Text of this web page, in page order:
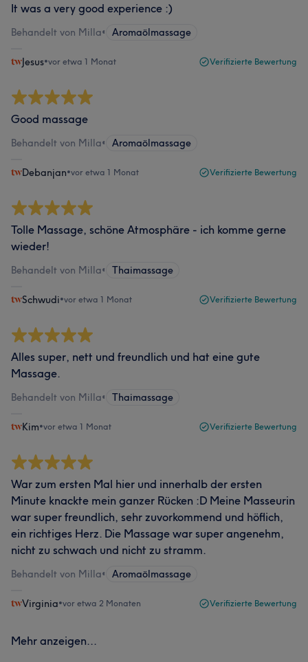
It was a very good experience :)
Behandelt von Milla• Aromaölmassage
Jesus•vor etwa 1 Monat Verifizierte Bewertung
Good massage
Behandelt von Milla• Aromaölmassage
Debanjan•vor etwa 1 Monat Verifizierte Bewertung
Tolle Massage, schöne Atmosphäre - ich komme gerne
wieder!
Behandelt von Milla• Thaimassage
Schwudi•vor etwa 1 Monat Verifizierte Bewertung
Alles super, nett und freundlich und hat eine gute
Massage.
Behandelt von Milla• Thaimassage
Kim•vor etwa 1 Monat Verifizierte Bewertung
War zum ersten Mal hier und innerhalb der ersten
Minute knackte mein ganzer Rücken :D Meine Masseurin
war super freundlich, sehr zuvorkommend und höflich,
ein richtiges Herz. Die Massage war super angenehm,
nicht zu schwach und nicht zu stramm.
Behandelt von Milla• Aromaölmassage
Virginia•vor etwa 2 Monaten Verifizierte Bewertung
Mehr anzeigen...